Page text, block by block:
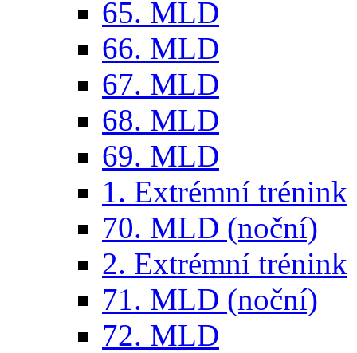
65. MLD
66. MLD
67. MLD
68. MLD
69. MLD
1. Extrémní trénink
70. MLD (noční)
2. Extrémní trénink
71. MLD (noční)
72. MLD